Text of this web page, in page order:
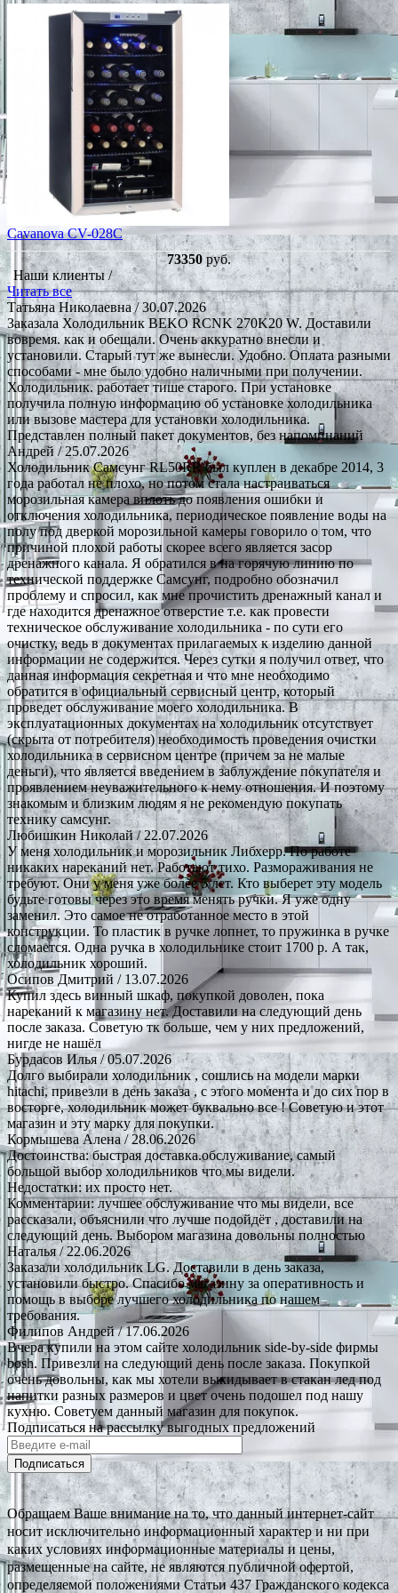
Cavanova CV-028C
73350 руб.
Наши клиенты /
Читать все
Татьяна Николаевна/ 30.07.2026
Заказала Холодильник BEKO RCNK 270K20 W. Доставили
вовремя. как и обещали. Очень аккуратно внесли и
установили. Старый тут же вынесли. Удобно. Оплата разными
способами - мне было удобно наличными при получении.
Холодильник. работает тише старого. При установке
получила полную информацию об установке холодильника
или вызове мастера для установки холодильника.
Представлен полный пакет документов, без напоминаний
Андрей / 25.07.2026
Холодильник Самсунг RL50RR был куплен в декабре 2014, 3
года работал не плохо, но потом стала настраиваться
морозильная камера вплоть до появления ошибки и
отключения холодильника, периодическое появление воды на
полу под дверкой морозильной камеры говорило о том, что
причиной плохой работы скорее всего является засор
дренажного канала. Я обратился в на горячую линию по
технической поддержке Самсунг, подробно обозначил
проблему и спросил, как мне прочистить дренажный канал и
где находится дренажное отверстие т.е. как провести
техническое обслуживание холодильника - по сути его
очистку, ведь в документах прилагаемых к изделию данной
информации не содержится. Через сутки я получил ответ, что
данная информация секретная и что мне необходимо
обратится в официальный сервисный центр, который
проведет обслуживание моего холодильника. В
эксплуатационных документах на холодильник отсутствует
(скрыта от потребителя) необходимость проведения очистки
холодильника в сервисном центре (причем за не малые
деньги), что является введением в заблуждение покупателя и
проявлением неуважительного к нему отношения. И поэтому
знакомым и близким людям я не рекомендую покупать
технику самсунг.
Любишкин Николай/ 22.07.2026
У меня холодильник и морозильник Либхерр. По работе
никаких нареканий нет. Работают тихо. Размораживания не
требуют. Они у меня уже более 5 лет. Кто выберет эту модель
будьте готовы через это время менять ручки. Я уже одну
заменил. Это самое не отработанное место в этой
конструкции. То пластик в ручке лопнет, то пружинка в ручке
сломается. Одна ручка в холодильнике стоит 1700 р. А так,
холодильник хороший.
Осипов Дмитрий / 13.07.2026
Купил здесь винный шкаф, покупкой доволен, пока
нареканий к магазину нет. Доставили на следующий день
после заказа. Советую тк больше, чем у них предложений,
нигде не нашёл
Бурдасов Илья/ 05.07.2026
Долго выбирали холодильник , сошлись на модели марки
hitachi, привезли в день заказа , с этого момента и до сих пор в
восторге, холодильник может буквально все ! Советую и этот
магазин и эту марку для покупки.
Кормышева Алена / 28.06.2026
Достоинства: быстрая доставка.обслуживание, самый
большой выбор холодильников что мы видели.
Недостатки: их просто нет.
Комментарии: лучшее обслуживание что мы видели, все
рассказали, объяснили что лучше подойдёт , доставили на
следующий день. Выбором магазина довольны полностью
Наталья/ 22.06.2026
Заказали холодильник LG. Доставили в день заказа,
установили быстро. Спасибо магазину за оперативность и
помощь в выборе лучшего холодильника по нашем
требования.
Филипов Андрей/ 17.06.2026
Вчера купили на этом сайте холодильник side-by-side фирмы
bosh. Привезли на следующий день после заказа. Покупкой
очень довольны, как мы хотели выкидывает в стакан лед под
напитки разных размеров и цвет очень подошел под нашу
кухню. Советуем данный магазин для покупок.
Подписаться на рассылку выгодных предложений
Подписаться
Обращаем Ваше внимание на то, что данный интернет-сайт
носит исключительно информационный характер и ни при
каких условиях информационные материалы и цены,
размещенные на сайте, не являются публичной офертой,
определяемой положениями Статьи 437 Гражданского кодекса